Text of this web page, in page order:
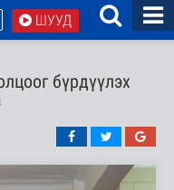
ШУУД
бүрдүүлэх